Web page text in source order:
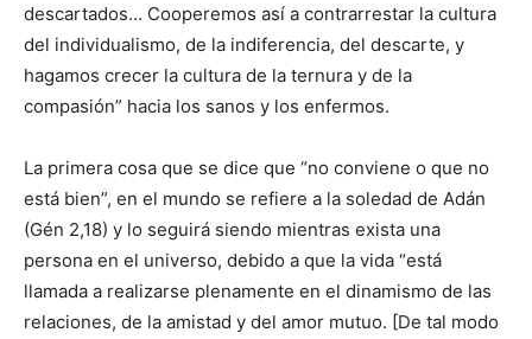
descartados… Cooperemos así a contrarrestar la cultura
del individualismo, de la indiferencia, del descarte, y
hagamos crecer la cultura de la ternura y de la
compasión” hacia los sanos y los enfermos.
La primera cosa que se dice que “no conviene o que no
está bien”, en el mundo se refiere a la soledad de Adán
(Gén 2,18) y lo seguirá siendo mientras exista una
persona en el universo, debido a que la vida “está
llamada a realizarse plenamente en el dinamismo de las
relaciones, de la amistad y del amor mutuo. [De tal modo